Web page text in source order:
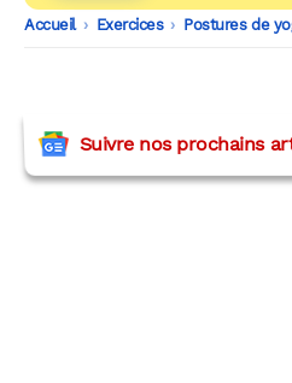
Accueil -
Exercices -
Postures de
Suivre nos prochains